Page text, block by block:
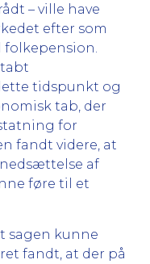
– ville have
efter som
tidspunkt og
tab, der
for
fandt videre, at
nedsættelse af
føre til et
sagen kunne
fandt, at der på